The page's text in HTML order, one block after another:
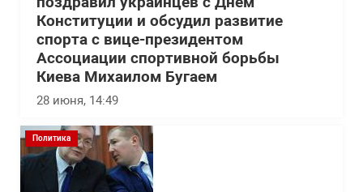
Конституции и обсудил развитие
спорта с вице-президентом
Ассоциации спортивной борьбы
Киева Михаилом Бугаем
28 июня, 14:49
Политика